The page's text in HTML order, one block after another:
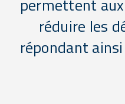
permettent
réduire les
répondant